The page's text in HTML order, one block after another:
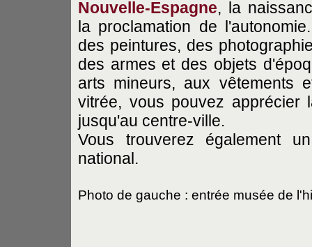
Nouvelle-Espagne, la
la proclamation de
des peintures, des
des armes et des objets
arts mineurs, aux vêtements
vitrée, vous pouvez apprécier
jusqu'au centre-ville.
Vous trouverez également
national.
Photo de gauche : entrée musée de